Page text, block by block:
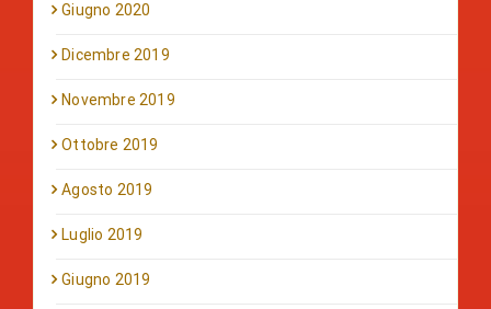
Giugno 2020
Dicembre 2019
Novembre 2019
Ottobre 2019
Agosto 2019
Luglio 2019
Giugno 2019